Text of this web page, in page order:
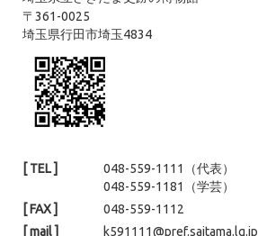
〒361-0025
埼玉県行田市埼玉4834
[ TEL ]
048-559-1111（代表）
048-559-1181（学芸）
[ FAX ]
048-559-1112
[ mail ]
k591111@pref.saitama.lg.jp